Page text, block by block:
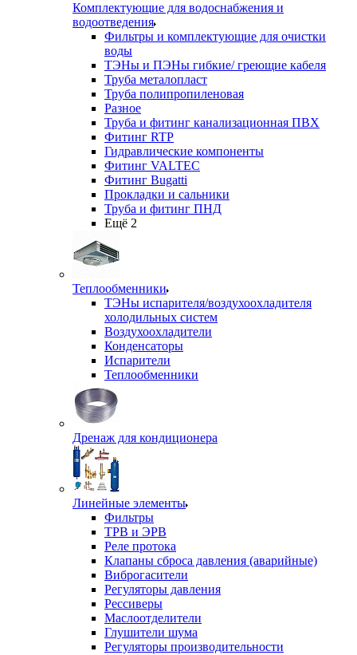
Комплектующие для водоснабжения и
водоотведения
Фильтры и комплектующие для очистки
воды
ТЭНы и ПЭНы гибкие/ греющие кабеля
Труба металопласт
Труба полипропиленовая
Разное
Труба и фитинг канализационная ПВХ
Фитинг RTP
Гидравлические компоненты
Фитинг VALTEC
Фитинг Bugatti
Прокладки и сальники
Труба и фитинг ПНД
Ещё 2
Теплообменники
ТЭНы испарителя/воздухоохладителя
холодильных систем
Воздухоохладители
Конденсаторы
Испарители
Теплообменники
Дренаж для кондиционера
Линейные элементы
Фильтры
ТРВ и ЭРВ
Реле протока
Клапаны сброса давления (аварийные)
Виброгасители
Регуляторы давления
Рессиверы
Маслоотделители
Глушители шума
Регуляторы производительности